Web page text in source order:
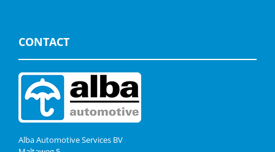
CONTACT
Alba Automotive Services BV